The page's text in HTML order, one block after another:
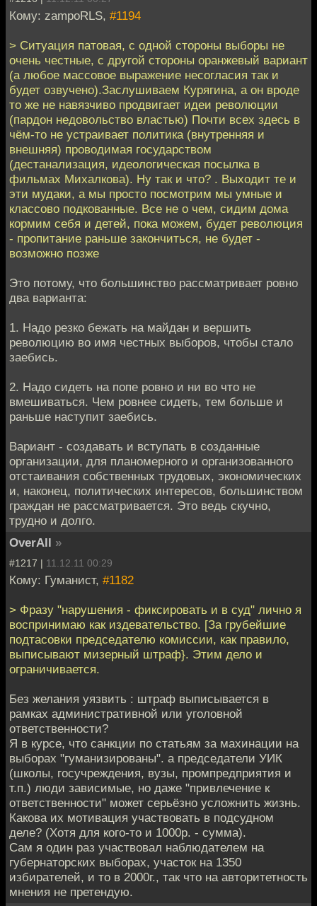
Кому: zampoRLS, #1194
> Ситуация патовая, с одной стороны выборы не
очень честные, с другой стороны оранжевый вариант
(а любое массовое выражение несогласия так и
будет озвучено).Заслушиваем Курягина, а он вроде
то же не навязчиво продвигает идеи революции
(пардон недовольство властью) Почти всех здесь в
чём-то не устраивает политика (внутренняя и
внешняя) проводимая государством
(дестанализация, идеологическая посылка в
фильмах Михалкова). Ну так и что? . Выходит те и
эти мудаки, а мы просто посмотрим мы умные и
классово подкованные. Все не о чем, сидим дома
кормим себя и детей, пока можем, будет революция
- пропитание раньше закончиться, не будет -
возможно позже
Это потому, что большинство рассматривает ровно
два варианта:
1. Надо резко бежать на майдан и вершить
революцию во имя честных выборов, чтобы стало
заебись.
2. Надо сидеть на попе ровно и ни во что не
вмешиваться. Чем ровнее сидеть, тем больше и
раньше наступит заебись.
Вариант - создавать и вступать в созданные
организации, для планомерного и организованного
отстаивания собственных трудовых, экономических
и, наконец, политических интересов, большинством
граждан не рассматривается. Это ведь скучно,
трудно и долго.
OverAll »
#1217 | 11.12.11 00:29
Кому: Гуманист, #1182
> Фразу "нарушения - фиксировать и в суд" лично я
воспринимаю как издевательство. [За грубейшие
подтасовки председателю комиссии, как правило,
выписывают мизерный штраф}. Этим дело и
ограничивается.
Без желания уязвить : штраф выписывается в
рамках административной или уголовной
ответственности?
Я в курсе, что санкции по статьям за махинации на
выборах "гуманизированы". а председатели УИК
(школы, госучреждения, вузы, промпредприятия и
т.п.) люди зависимые, но даже "привлечение к
ответственности" может серьёзно усложнить жизнь.
Какова их мотивация участвовать в подсудном
деле? (Хотя для кого-то и 1000р. - сумма).
Сам я один раз участвовал наблюдателем на
губернаторских выборах, участок на 1350
избирателей, и то в 2000г., так что на авторитетность
мнения не претендую.